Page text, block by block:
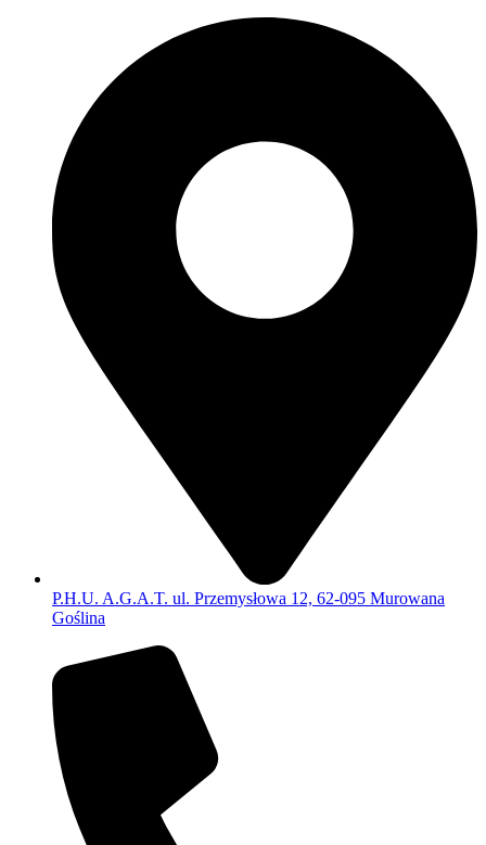
P.H.U. A.G.A.T. ul. Przemysłowa 12, 62-095 Murowana
Goślina